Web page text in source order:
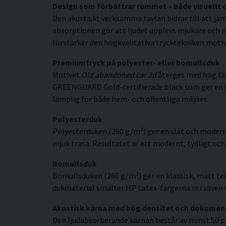
Design som förbättrar rummet – både visuellt
Den akustiskt verksamma tavlan bidrar till att
absorptionen gör att ljudet upplevs mjukare och
förstärker den högkvalitativa trycktekniken
Premiumtryck på polyester- eller bomullsduk
Motivet Old abandoned car 3dåterges med hög
GREENGUARD Gold-certifierade bläck som ger
lämplig för både hem- och offentliga miljöer.
Polyesterduk
Polyesterduken (260 g/m²) ger en slät och
mjuk trasa. Resultatet är ett modernt, tydligt
Bomullsduk
Bomullsduken (260 g/m²) ger en klassisk, matt
dukmaterial smälter HP Latex-färgerna in i
Akustisk kärna med hög densitet och
Den ljudabsorberande kärnan består av minst